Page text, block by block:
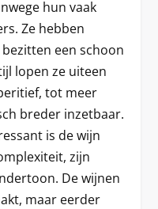
hun vaak
Ze hebben
een schoon
lopen ze uiteen
tot meer
breder inzetbaar.
is de wijn
zijn
De wijnen
maar eerder